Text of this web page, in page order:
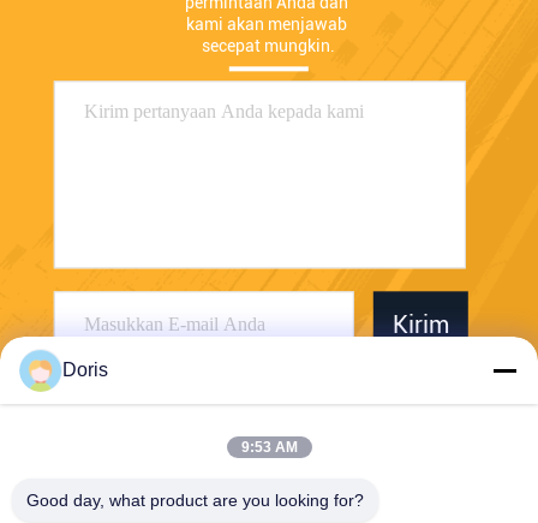
kami akan menjawab
secepat mungkin.
Kirim
Jiaxing Burgmann Mechanical Seal Co., Ltd.
Doris
9:53 AM
Good day, what product are you looking for?